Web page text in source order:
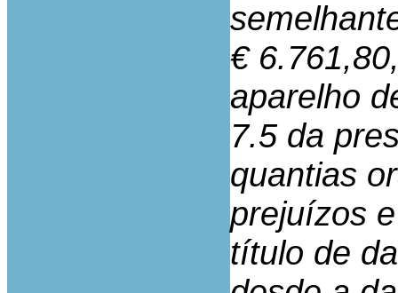
€
aparelho
7.5 da
quantias
prejuízos
título de